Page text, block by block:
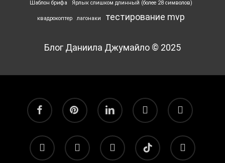
Шаблон брифа Ярлык ‎слишком длинный (более 28 символов)
квадрокоптер лагонаки тестирование mvp
Блог Даниила Джумайло © 2025
facebook pinterest linkedin youtube flickr
vk yelp telegram tiktok email